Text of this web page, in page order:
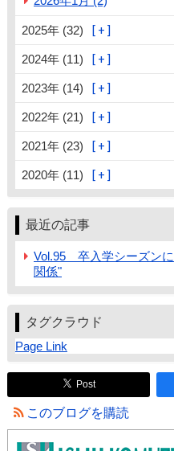
2025年 (32)
2024年 (11)
2023年 (14)
2022年 (21)
2021年 (23)
2020年 (11)
最近の記事
Vol.95 卒入学シーズン
関係"
タグクラウド
Page Link
Post
このブログを購読